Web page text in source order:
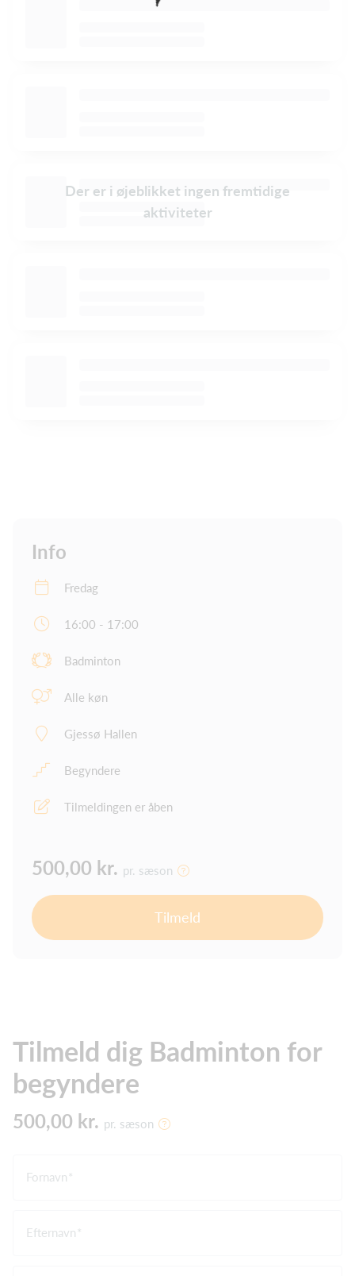
Der er i øjeblikket ingen fremtidige
aktiviteter
Info
Fredag
16:00 - 17:00
Badminton
Alle køn
Gjessø Hallen
Begyndere
Tilmeldingen er åben
500,00 kr. pr. sæson
Tilmeld
Tilmeld dig Badminton for
begyndere
500,00 kr. pr. sæson
Fornavn
Efternavn